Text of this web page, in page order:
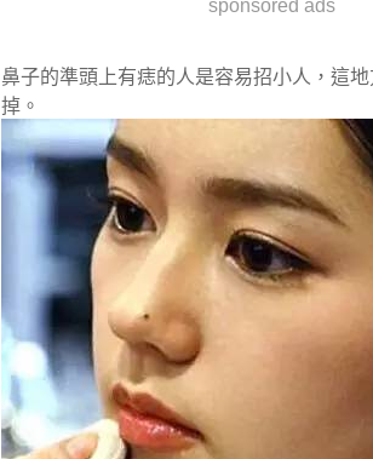
sponsored ads
鼻子的準頭上有痣的人是容易招小人，這
掉。